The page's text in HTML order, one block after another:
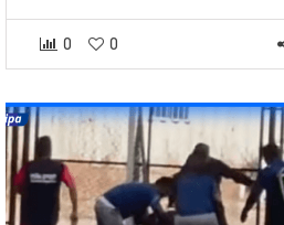
0 0